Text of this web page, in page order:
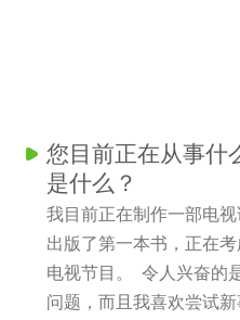
您目前正在从事什
是什么？
我目前正在制作一部电
出版了第一本书，正在
电视节目。 令人兴奋的
问题，而且我喜欢尝试新